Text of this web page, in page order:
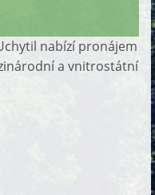
nabízí pronájem
a vnitrostátní